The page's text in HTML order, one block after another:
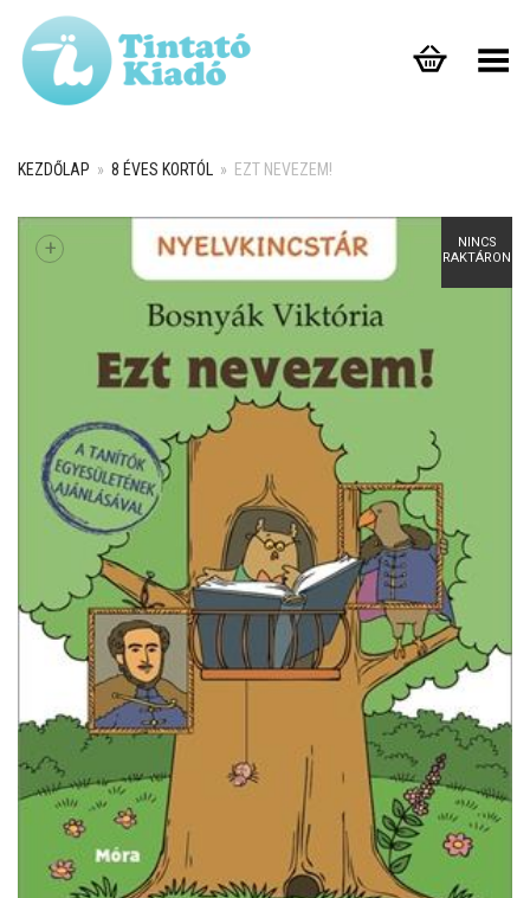
Toggle Menu
KEZDŐLAP » 8 ÉVES KORTÓL » EZT NEVEZEM!
NINCS
RAKTÁRON
+